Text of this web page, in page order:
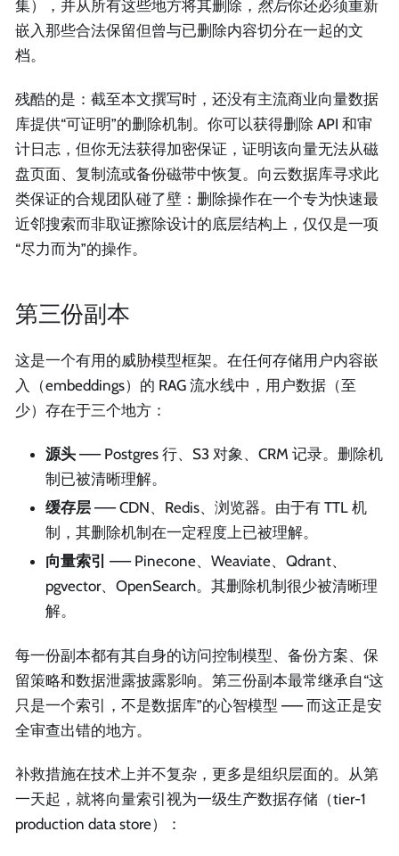
集），并从所有这些地方将其删除， 然后你还必须重新
嵌入那些合法保留但曾与已删除内容切分在一起的文
档。
残酷的是：截至本文撰写时，还没有主流商业向量数据
库提供“可证明”的删除机制。你可以获得删除 API 和审
计日志，但你无法获得加密保证，证明该向量无法从磁
盘页面、复制流或备份磁带中恢复。向云数据库寻求此
类保证的合规团队碰了壁：删除操作在一个专为快速最
近邻搜索而非取证擦除设计的底层结构上，仅仅是一项
“尽力而为”的操作。
第三份副本
这是一个有用的威胁模型框架。在任何存储用户内容嵌
入（embeddings）的 RAG 流水线中，用户数据（至
少）存在于三个地方：
源头 —— Postgres 行、S3 对象、CRM 记录。删除机
制已被清晰理解。
缓存层 —— CDN、Redis、浏览器。由于有 TTL 机
制，其删除机制在一定程度上已被理解。
向量索引 —— Pinecone、Weaviate、Qdrant、
pgvector、OpenSearch。其删除机制很少被清晰理
解。
每一份副本都有其自身的访问控制模型、备份方案、保
留策略和数据泄露披露影响。第三份副本最常继承自“这
只是一个索引，不是数据库”的心智模型 —— 而这正是安
全审查出错的地方。
补救措施在技术上并不复杂，更多是组织层面的。从第
一天起，就将向量索引视为一级生产数据存储（tier-1
production data store）：